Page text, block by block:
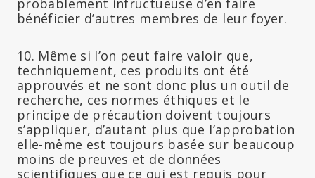
bénéficier d’autres membres de leur foyer.
10. Même si l’on peut faire valoir que,
techniquement, ces produits ont été
approuvés et ne sont donc plus un outil de
recherche, ces normes éthiques et le
principe de précaution doivent toujours
s’appliquer, d’autant plus que l’approbation
elle-même est toujours basée sur beaucoup
moins de preuves et de données
scientifiques que ce qui est requis pour